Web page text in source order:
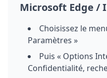
Microsoft Edge /
Choisissez le
Paramètres »
Puis « Options
Confidentialité,